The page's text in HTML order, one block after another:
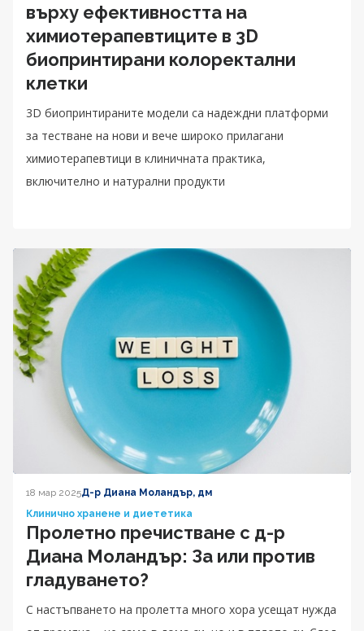
върху ефективността на
химиотерапевтиците в 3D
биопринтирани колоректални
клетки
3D биопринтираните модели са надеждни платформи
за тестване на нови и вече широко прилагани
химиотерапевтици в клиничната практика,
включително и натурални продукти
18 мар 2025Д-р Диана Моландър, дм
Клинично хранене и диететика
Пролетно пречистване с д-р
Диана Моландър: За или против
гладуването?
С настъпването на пролетта много хора усещат нужда